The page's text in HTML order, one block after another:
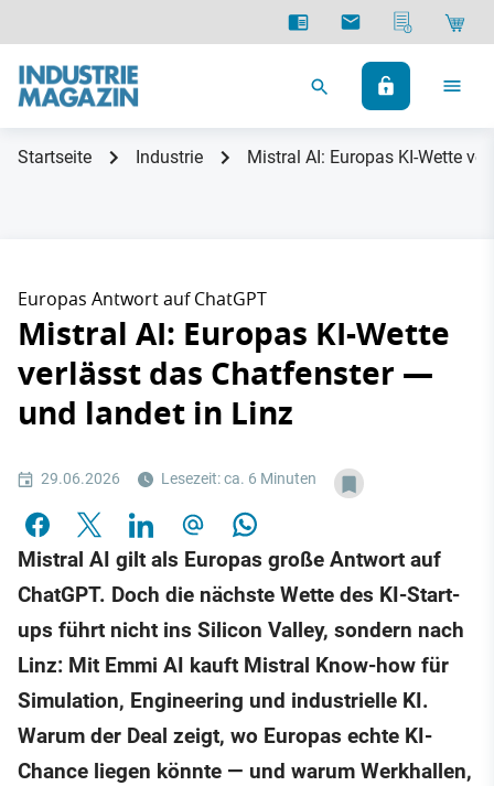
Startseite Industrie Mistral AI: Europas KI-Wette
Europas Antwort auf ChatGPT
Mistral AI: Europas KI-Wette
verlässt das Chatfenster —
und landet in Linz
29.06.2026 Lesezeit: ca. 6 Minuten
Mistral AI gilt als Europas große Antwort auf
ChatGPT. Doch die nächste Wette des KI-Start-
ups führt nicht ins Silicon Valley, sondern nach
Linz: Mit Emmi AI kauft Mistral Know-how für
Simulation, Engineering und industrielle KI.
Warum der Deal zeigt, wo Europas echte KI-
Chance liegen könnte — und warum Werkhallen,